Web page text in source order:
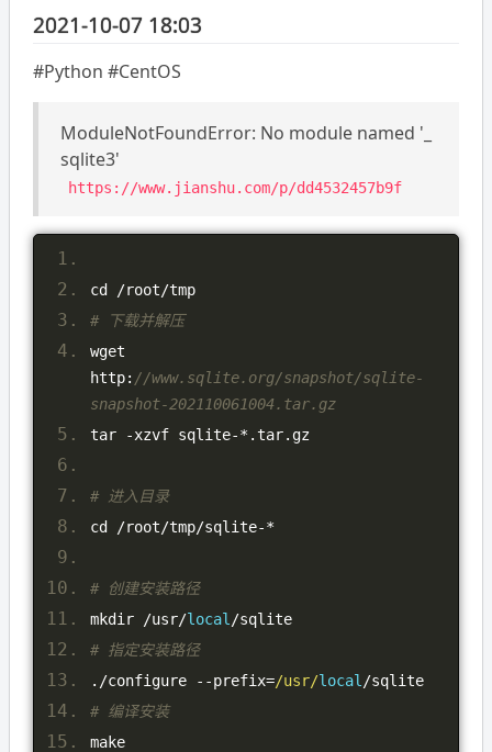
2021-10-07 18:03
#Python #CentOS
ModuleNotFoundError: No module named '_
sqlite3'
https://www.jianshu.com/p/dd4532457b9f
cd /root/tmp
# 下载并解压
wget
http: //www.sqlite.org/snapshot/sqlite-
snapshot-202110061004.tar.gz
tar
-xzvf sqlite-*.tar. gz
# 进入目录
cd
/root/tmp/sqlite-*
# 创建安装路径
mkdir
/usr/local /sqlite
# 指定安装路径
./configure --prefix=/usr/local /sqlite
# 编译安装
make